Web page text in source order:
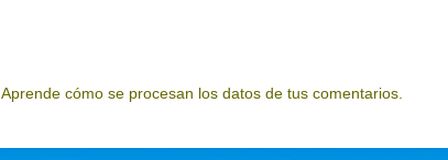
Aprende cómo se procesan los datos de tus comentarios.